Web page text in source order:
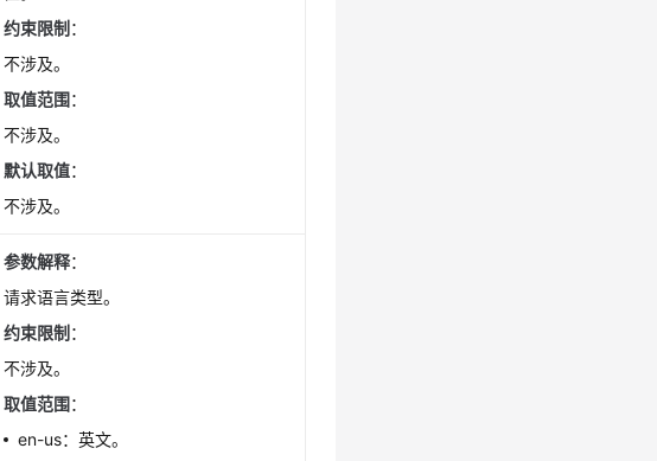
约束限制 ：
不涉及。
取值范围：
不涉及。
默认取值：
不涉及。
参数解释：
请求语言类型。
约束限制 ：
不涉及。
取值范围：
en-us：英文。